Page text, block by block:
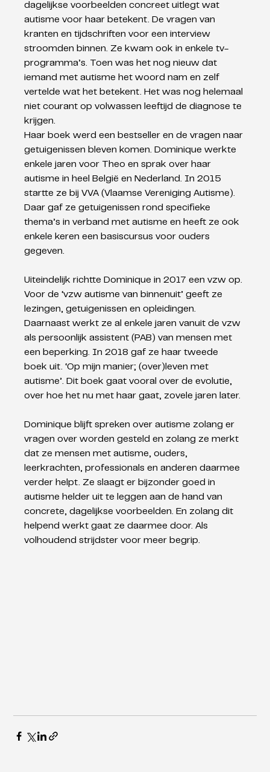
dagelijkse voorbeelden concreet uitlegt wat
autisme voor haar betekent. De vragen van
kranten en tijdschriften voor een interview
stroomden binnen. Ze kwam ook in enkele tv-
programma’s. Toen was het nog nieuw dat
iemand met autisme het woord nam en zelf
vertelde wat het betekent. Het was nog helemaal
niet courant op volwassen leeftijd de diagnose te
krijgen.
Haar boek werd een bestseller en de vragen naar
getuigenissen bleven komen. Dominique werkte
enkele jaren voor Theo en sprak over haar
autisme in heel België en Nederland. In 2015
startte ze bij VVA (Vlaamse Vereniging Autisme).
Daar gaf ze getuigenissen rond specifieke
thema’s in verband met autisme en heeft ze ook
enkele keren een basiscursus voor ouders
gegeven.
Uiteindelijk richtte Dominique in 2017 een vzw op.
Voor de ‘vzw autisme van binnenuit’ geeft ze
lezingen, getuigenissen en opleidingen.
Daarnaast werkt ze al enkele jaren vanuit de vzw
als persoonlijk assistent (PAB) van mensen met
een beperking. In 2018 gaf ze haar tweede
boek uit. ‘Op mijn manier; (over)leven met
autisme’. Dit boek gaat vooral over de evolutie,
over hoe het nu met haar gaat, zovele jaren later.
Dominique blijft spreken over autisme zolang er
vragen over worden gesteld en zolang ze merkt
dat ze mensen met autisme, ouders,
leerkrachten, professionals en anderen daarmee
verder helpt. Ze slaagt er bijzonder goed in
autisme helder uit te leggen aan de hand van
concrete, dagelijkse voorbeelden. En zolang dit
helpend werkt gaat ze daarmee door. Als
volhoudend strijdster voor meer begrip.